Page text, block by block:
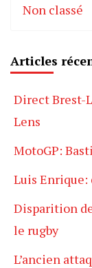
Non classé
Articles
Direct Brest-
Lens
MotoGP:
Luis Enrique:
Disparition
le rugby
L’ancien